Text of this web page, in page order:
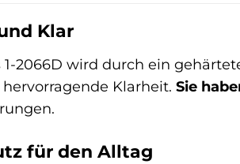
Klar
2066D wird durch ein
Klarheit. Sie
für den Alltag